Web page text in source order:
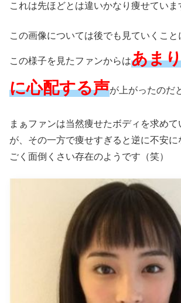
これは先ほどとは違いかなり痩せていま
この画像については後でも見ていくこと
この様子を見たファンからはあま
に心配する声が上がったのだ
まぁファンは当然痩せたボディを求めて
が、その一方で痩せすぎると逆に不安
ごく面倒くさい存在のようです（笑）